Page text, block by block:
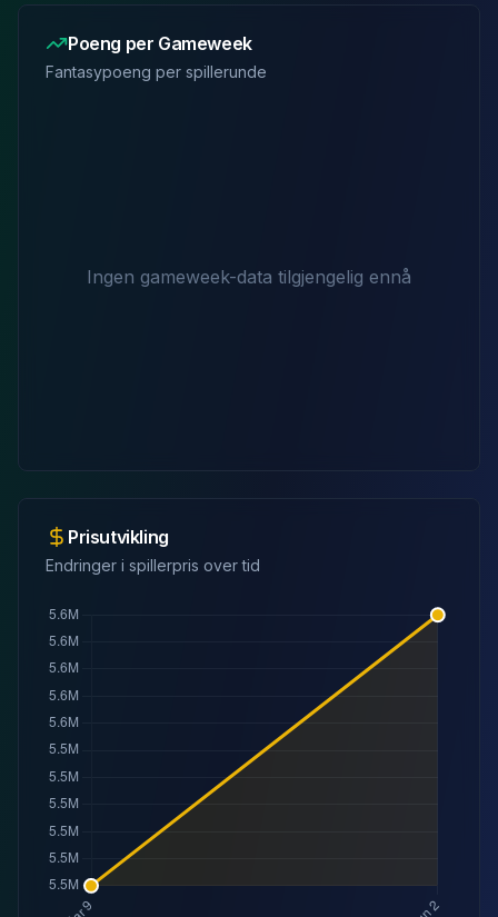
Poeng per Gameweek
Fantasypoeng per spillerunde
Ingen gameweek-data tilgjengelig ennå
Prisutvikling
Endringer i spillerpris over tid